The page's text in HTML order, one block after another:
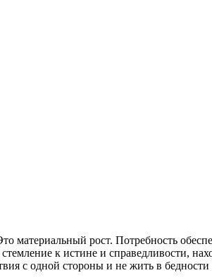
материальный рост. Потребность
к истине и справедливости,
с одной стороны и не жить в бедности